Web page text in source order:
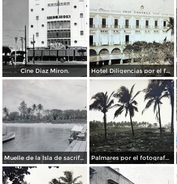
Cine Diaz Miron. Hotel Diligencias por el fotografo Walter E Hadsell. ( Circulada el 17 de Febrero de 1914 ).
Muelle de la Isla de sacrificios. Palmares por el fotografo Hugo Brehme.